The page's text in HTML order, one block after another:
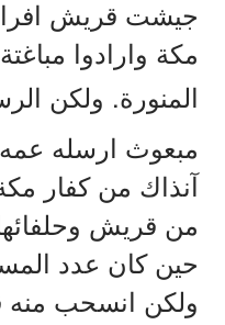
جيشت قريش
مكة وارادوا مباغتة
المنورة. ولكن
مبعوث
ارسله عمه
آنذاك من كفار
من قريش
حين كان عدد
ولكن
انسحب منه